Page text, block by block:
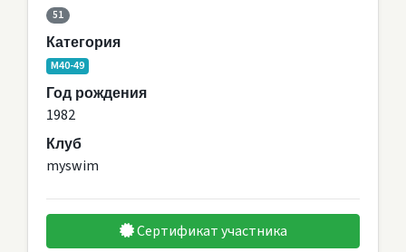
51
Категория
M40-49
Год рождения
1982
Клуб
myswim
Сертификат участника